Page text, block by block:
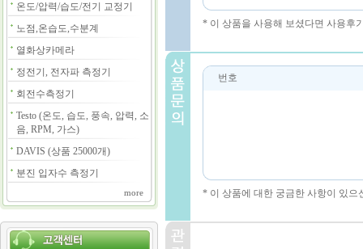
온도/압력/습도/전기 교정기
노점,온습도,수분계
열화상카메라
정전기, 전자파 측정기
회전수측정기
Testo (온도, 습도, 풍속, 압력, 소
음, RPM, 가스)
DAVIS (상품 25000개)
분진 입자수 측정기
more
* 이 상품을 사용해 보셨다면 사용후
번호
* 이 상품에 대한 궁금한 사항이 있